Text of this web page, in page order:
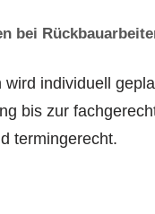
bei
wird individuell
bis zur
termingerecht.